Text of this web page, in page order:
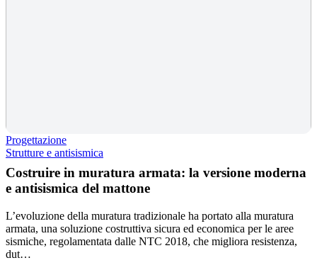
Progettazione
Strutture e antisismica
Costruire in muratura armata: la versione moderna
e antisismica del mattone
L’evoluzione della muratura tradizionale ha portato alla muratura
armata, una soluzione costruttiva sicura ed economica per le aree
sismiche, regolamentata dalle NTC 2018, che migliora resistenza,
dut…